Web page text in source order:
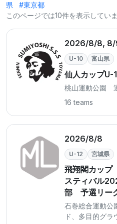
県
#東京都
このページでは10件を表示していま
2026/8/8, 8/
U-10 富山県
仙人カップU-
桃山運動公園
16 teams
2026/8/8
U-12 宮城県
飛翔閣カッ
スティバル
部 予選リー
石巻総合運動公
ド、多目的グ